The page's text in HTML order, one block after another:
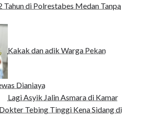
Tahun di Polrestabes Medan Tanpa
Kakak dan adik Warga Pekan
Dianiaya
Lagi Asyik Jalin Asmara di Kamar
Tebing Tinggi Kena Sidang di